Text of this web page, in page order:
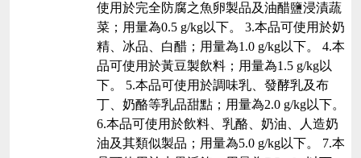
使用於完全防腐之魚卵製品及油醋鹽浸漬蔬
菜；用量為0.5 g/kg以下。 3.本品可使用於奶
精、冰品、白醋；用量為1.0 g/kg以下。 4.本
品可使用於黃豆製飲料；用量為1.5 g/kg以
下。 5.本品可使用於調味乳、發酵乳及布
丁、奶酪等乳品甜點；用量為2.0 g/kg以下。
6.本品可使用於飲料、乳酪、奶油、人造奶
油及其類似製品；用量為5.0 g/kg以下。 7.本